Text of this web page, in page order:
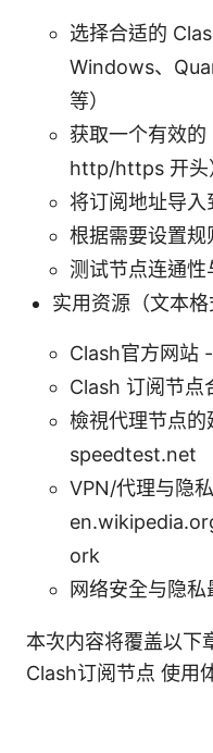
选择合适的
Windows、
等）
获取一个有效
http/https 开头
将订阅地址导入
根据需要设置规
测试节点连通性
实用资源（文本格
Clash官方网站
Clash 订阅节
檢視代理节点
speedtest.net
VPN/代理与隐
ork
网络安全与隐
本次内容将覆盖以下
Clash订阅节点 使用